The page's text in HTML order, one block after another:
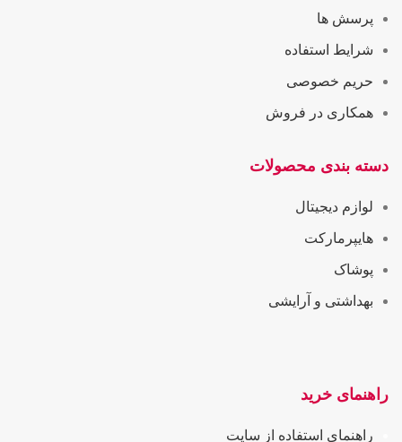
پرسش ها
شرایط استفاده
حریم خصوصی
همکاری در فروش
دسته بندی محصولات
لوازم دیجیتال
هایپرمارکت
پوشاک
بهداشتی و آرایشی
راهنمای خرید
راهنمای استفاده از سایت